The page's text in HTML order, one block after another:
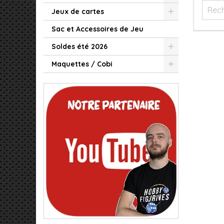
Jeux de cartes
Sac et Accessoires de Jeu
Soldes été 2026
Maquettes / Cobi